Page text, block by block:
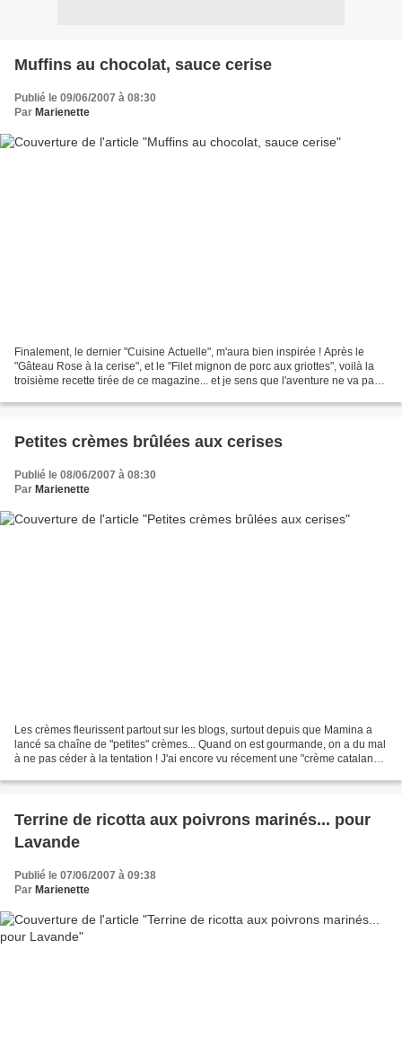
Muffins au chocolat, sauce cerise
Publié le 09/06/2007 à 08:30
Par Marienette
Finalement, le dernier "Cuisine Actuelle", m'aura bien inspirée ! Après le
"Gâteau Rose à la cerise", et le "Filet mignon de porc aux griottes", voilà la
troisième recette tirée de ce magazine... et je sens que l'aventure ne va pas
Petites crèmes brûlées aux cerises
Publié le 08/06/2007 à 08:30
Par Marienette
Les crèmes fleurissent partout sur les blogs, surtout depuis que Mamina a
lancé sa chaîne de "petites" crèmes... Quand on est gourmande, on a du mal
à ne pas céder à la tentation ! J'ai encore vu récement une "crème catalane
Terrine de ricotta aux poivrons marinés... pour
Lavande
Publié le 07/06/2007 à 09:38
Par Marienette